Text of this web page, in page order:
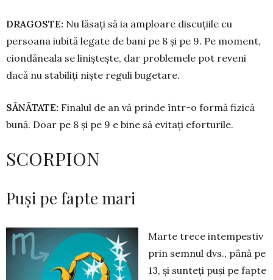
DRAGOSTE: Nu lăsați să ia amploare discuțiile cu
persoana iubită legate de bani pe 8 și pe 9. Pe mo­ment,
ciondăneala se liniștește, dar problemele pot reveni
dacă nu stabiliți niște reguli bugetare.
SĂNĂTATE: Finalul de an vă prinde într-o formă fizică
bună. Doar pe 8 și pe 9 e bine să evitați eforturile.
SCORPION
Puși pe fapte mari
Marte trece intempestiv
prin semnul dvs., până pe
13, și sunteți puși pe fapte